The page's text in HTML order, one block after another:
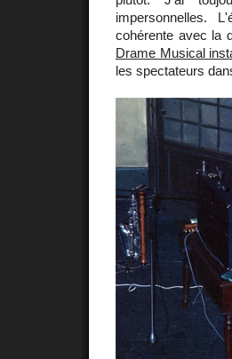
impersonnelles.
cohérente avec la
Drame Musical
les spectateurs